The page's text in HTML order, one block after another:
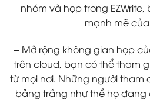
nhóm và họp trong
mạnh mẽ của
– Mở rộng không gian họp
trên cloud, bạn có thể tham
từ mọi nơi. Những người tham
bảng trắng như thể họ đang